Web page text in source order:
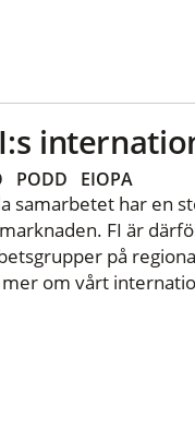
PODD EIOPA
samarbetet har en
FI är
på
om vårt